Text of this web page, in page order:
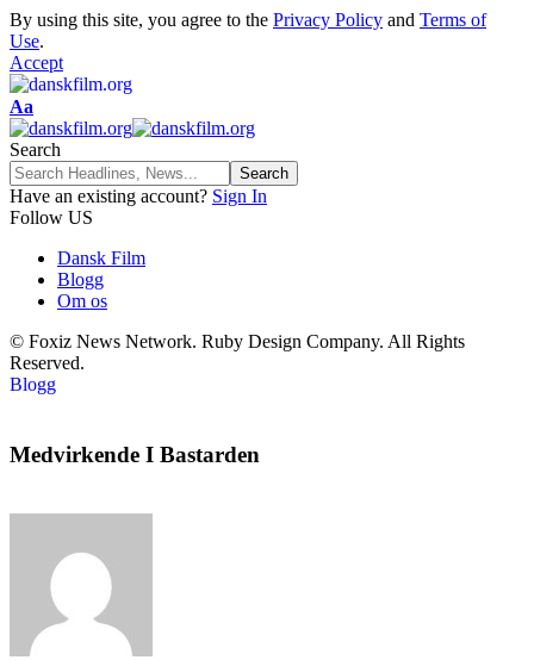
By using this site, you agree to the Privacy Policy and Terms of
Use.
Accept
Aa
Search
Have an existing account? Sign In
Follow US
Dansk Film
Blogg
Om os
© Foxiz News Network. Ruby Design Company. All Rights
Reserved.
Blogg
Medvirkende I Bastarden